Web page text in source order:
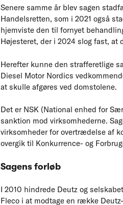
Senere samme år blev sagen
Handelsretten, som i 2021 også
hjemviste den til fornyet
Højesteret, der i 2024 slog fast, at
Herefter kunne den strafferetlige
Diesel Motor Nordics
at skulle afgøres ved domstolene.
Det er NSK (National enhed for
sanktion mod virksomhederne.
virksomheder for overtrædelse af
overgik til Konkurrence- og
Sagens forløb
I 2010 hindrede Deutz og
Fleco i at modtage en række